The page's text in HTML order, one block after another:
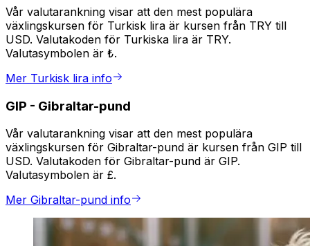
Vår valutarankning visar att den mest populära
växlingskursen för Turkisk lira är kursen från TRY till
USD. Valutakoden för Turkiska lira är TRY.
Valutasymbolen är ₺.
Mer Turkisk lira info
GIP - Gibraltar-pund
Vår valutarankning visar att den mest populära
växlingskursen för Gibraltar-pund är kursen från GIP till
USD. Valutakoden för Gibraltar-pund är GIP.
Valutasymbolen är £.
Mer Gibraltar-pund info